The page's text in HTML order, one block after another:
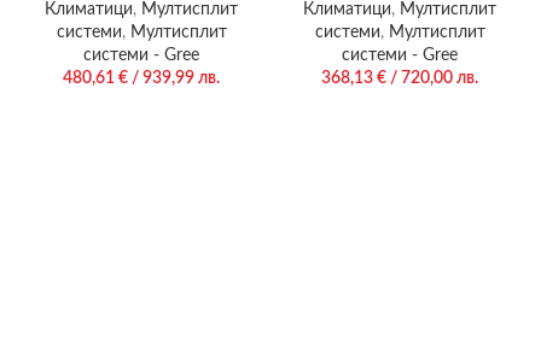
Климатици, Мултисплит
системи, Мултисплит
системи - Gree
480,61 € / 939,99 лв.
Климатици, Мултисплит
системи, Мултисплит
системи - Gree
368,13 € / 720,00 лв.